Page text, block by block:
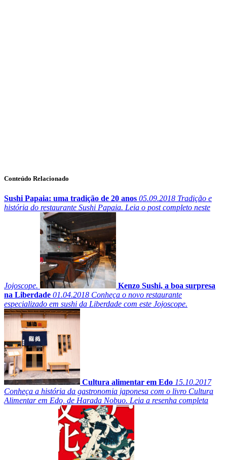
Conteúdo Relacionado
Sushi Papaia: uma tradição de 20 anos 05.09.2018 Tradição e
história do restaurante Sushi Papaia. Leia o post completo neste
Jojoscope.
Kenzo Sushi, a boa surpresa
na Liberdade 01.04.2018 Conheça o novo restaurante
especializado em sushi da Liberdade com este Jojoscope.
Cultura alimentar em Edo 15.10.2017
Conheça a história da gastronomia japonesa com o livro Cultura
Alimentar em Edo, de Harada Nobuo. Leia a resenha completa